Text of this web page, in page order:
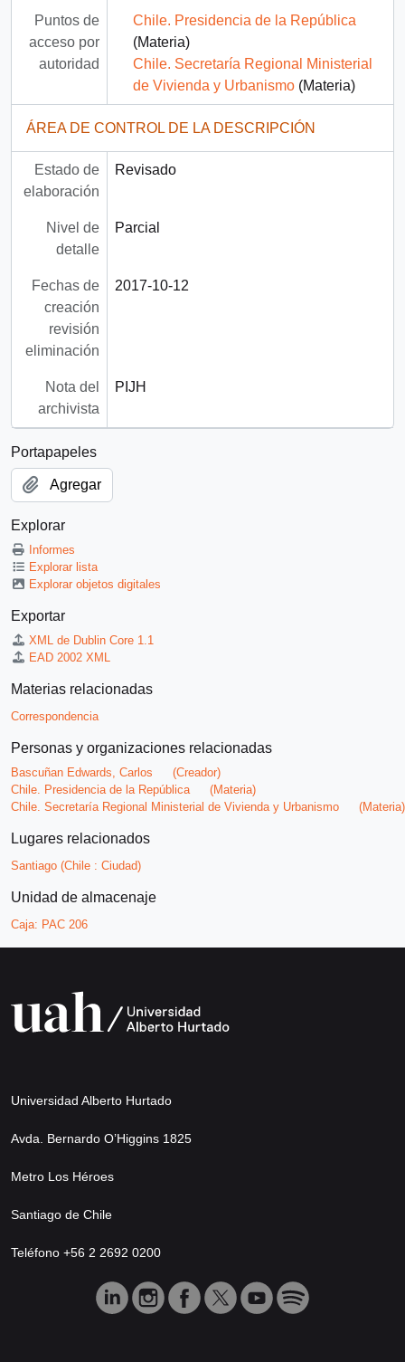
Puntos de
acceso por
autoridad
Chile. Presidencia de la República
(Materia)
Chile. Secretaría Regional Ministerial
de Vivienda y Urbanismo(Materia)
ÁREA DE CONTROL DE LA DESCRIPCIÓN
Estado de
elaboración
Revisado
Nivel de
detalle
Parcial
Fechas de
creación
revisión
eliminación
2017-10-12
Nota del
archivista
PIJH
Portapapeles
Agregar
Explorar
Informes
Explorar lista
Explorar objetos digitales
Exportar
XML de Dublin Core 1.1
EAD 2002 XML
Materias relacionadas
Correspondencia
Personas y organizaciones relacionadas
Bascuñan Edwards, Carlos
(Creador)
Chile. Presidencia de la República
(Materia)
Chile. Secretaría Regional Ministerial de Vivienda y Urbanismo
(Materia)
Lugares relacionados
Santiago (Chile : Ciudad)
Unidad de almacenaje
Caja: PAC 206
Universidad Alberto Hurtado
Avda. Bernardo O’Higgins 1825
Metro Los Héroes
Santiago de Chile
Teléfono +56 2 2692 0200